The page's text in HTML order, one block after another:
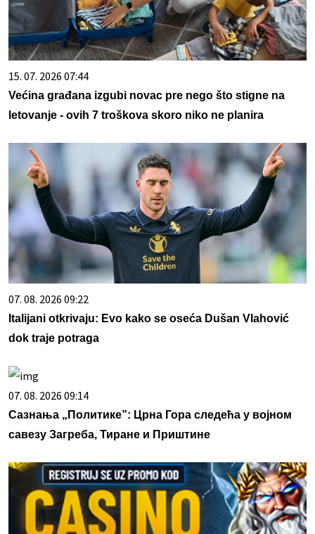
15. 07. 2026 07:44
Većina građana izgubi novac pre nego što stigne na
letovanje - ovih 7 troškova skoro niko ne planira
07. 08. 2026 09:22
Italijani otkrivaju: Evo kako se oseća Dušan Vlahović
dok traje potraga
07. 08. 2026 09:14
Сазнања „Политике”: Црна Гора следећа у војном
савезу Загреба, Тиране и Приштине